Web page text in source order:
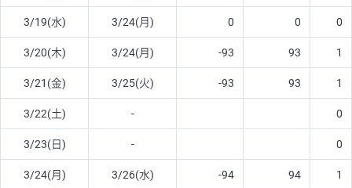
3/19(水) 3/24(月) 0 0 0
3/20(木) 3/24(月) -93 93 1
3/21(金) 3/25(火) -93 93 1
3/22(土) - 0
3/23(日) - 0
3/24(月) 3/26(水) -94 94 1